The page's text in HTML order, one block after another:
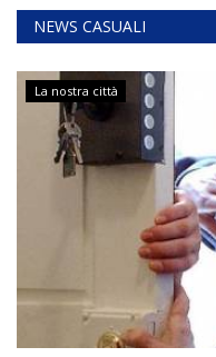
NEWS CASUALI
La nostra città